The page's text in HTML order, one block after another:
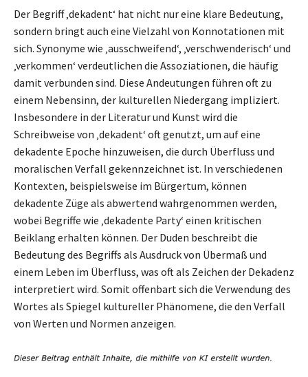
Der Begriff ‚dekadent‘ hat nicht nur eine klare Bedeutung,
sondern bringt auch eine Vielzahl von Konnotationen mit
sich. Synonyme wie ‚ausschweifend‘, ‚verschwenderisch‘ und
‚verkommen‘ verdeutlichen die Assoziationen, die häufig
damit verbunden sind. Diese Andeutungen führen oft zu
einem Nebensinn, der kulturellen Niedergang impliziert.
Insbesondere in der Literatur und Kunst wird die
Schreibweise von ‚dekadent‘ oft genutzt, um auf eine
dekadente Epoche hinzuweisen, die durch Überfluss und
moralischen Verfall gekennzeichnet ist. In verschiedenen
Kontexten, beispielsweise im Bürgertum, können
dekadente Züge als abwertend wahrgenommen werden,
wobei Begriffe wie ‚dekadente Party‘ einen kritischen
Beiklang erhalten können. Der Duden beschreibt die
Bedeutung des Begriffs als Ausdruck von Übermaß und
einem Leben im Überfluss, was oft als Zeichen der Dekadenz
interpretiert wird. Somit offenbart sich die Verwendung des
Wortes als Spiegel kultureller Phänomene, die den Verfall
von Werten und Normen anzeigen.